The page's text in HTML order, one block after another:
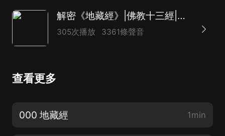
解密《地藏經》|佛教十三經|懺悔業障、救拔親人
305次播放 3361條聲音
查看更多
000 地藏經 1min